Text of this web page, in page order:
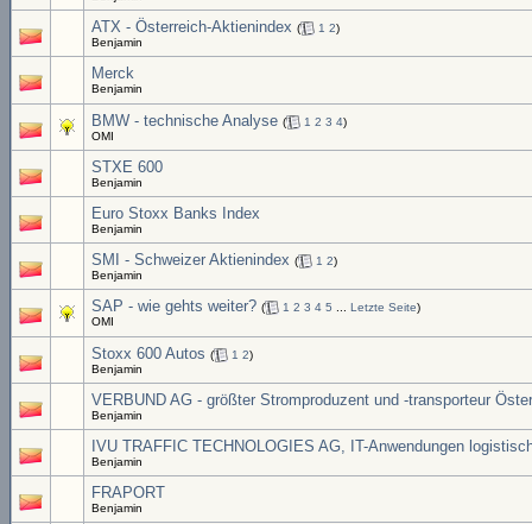
ATX - Österreich-Aktienindex ( 1 2)
Benjamin
Merck
Benjamin
BMW - technische Analyse ( 1 2 3 4)
OMI
STXE 600
Benjamin
Euro Stoxx Banks Index
Benjamin
SMI - Schweizer Aktienindex ( 1 2)
Benjamin
SAP - wie gehts weiter? ( 1 2 3 4 5 Letzte Seite)
OMI
Stoxx 600 Autos ( 1 2)
Benjamin
VERBUND AG - größter Stromproduzent und -transporteur
Benjamin
IVU TRAFFIC TECHNOLOGIES AG, IT-Anwendungen
Benjamin
FRAPORT
Benjamin